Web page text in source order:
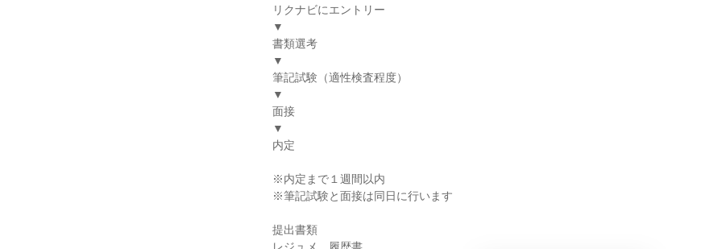
リクナビにエントリー
▼
書類選考
▼
筆記試験（適性検査程度）
▼
面接
▼
内定
※内定まで１週間以内
※筆記試験と面接は同日に行います
提出書類